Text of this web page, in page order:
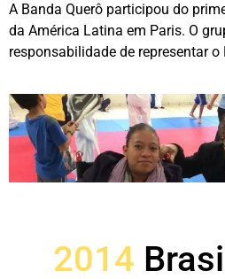
A Banda Querô participou do
da América Latina em Paris. O
responsabilidade de representar o
2014